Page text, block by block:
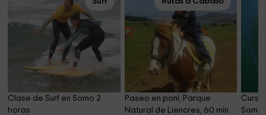
Clase de Surf en Somo 2
horas
Paseo en poni, Parque
Natural de Liencres, 60 min
Somo